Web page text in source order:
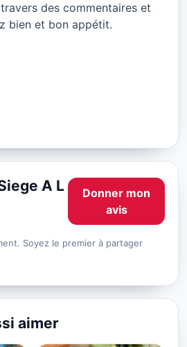
des commentaires et
bien et bon appétit.
A L
Donner mon
avis
Soyez le premier à partager
aimer